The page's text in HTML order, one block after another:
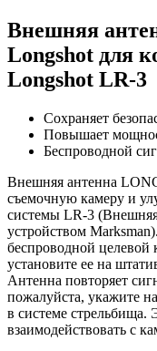
Внешняя
Longshot для
Longshot LR-3
Сохраняет
Повышает
Беспроводной
Внешняя антенна
съемочную камеру и
системы LR-3 (Внешняя
устройством
беспроводной
установите ее на
Антенна повторяет
пожалуйста, укажите
в системе стрельбища.
взаимодействовать с